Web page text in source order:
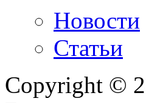
Новости
Статьи
Copyright ©